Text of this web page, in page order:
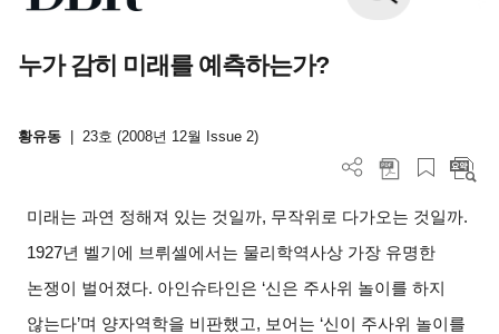
누가 감히 미래를 예측하는가?
황유동 23호 (2008년 12월 Issue 2)
미래는 과연 정해져 있는 것일까, 무작위로 다가오는 것일까.
1927년 벨기에 브뤼셀에서는 물리학역사상 가장 유명한
논쟁이 벌어졌다. 아인슈타인은 ‘신은 주사위 놀이를 하지
않는다’며 양자역학을 비판했고, 보어는 ‘신이 주사위 놀이를